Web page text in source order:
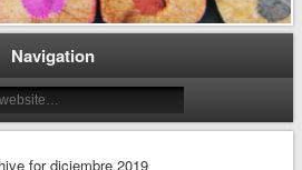
Navigation
for diciembre 2019